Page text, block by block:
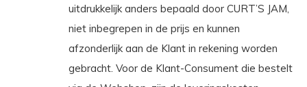
uitdrukkelijk anders bepaald door CURT’S JAM,
niet inbegrepen in de prijs en kunnen
afzonderlijk aan de Klant in rekening worden
gebracht. Voor de Klant-Consument die bestelt